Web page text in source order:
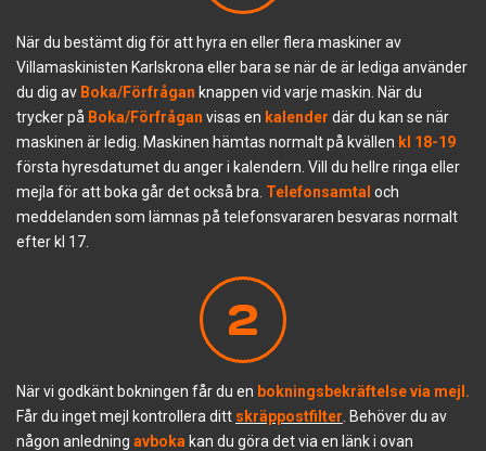
När du bestämt dig för att hyra en eller flera maskiner av
Villamaskinisten Karlskrona eller bara se när de är lediga använder
du dig av Boka/Förfrågan knappen vid varje maskin. När du
trycker på Boka/Förfrågan visas en kalender där du kan se när
maskinen är ledig. Maskinen hämtas normalt på kvällen kl 18-19
första hyresdatumet du anger i kalendern. Vill du hellre ringa eller
mejla för att boka går det också bra. Telefonsamtal och
meddelanden som lämnas på telefonsvararen besvaras normalt
efter kl 17.
2
När vi godkänt bokningen får du en bokningsbekräftelse via mejl.
Får du inget mejl kontrollera ditt skräppostfilter . Behöver du av
någon anledning avboka kan du göra det via en länk i ovan